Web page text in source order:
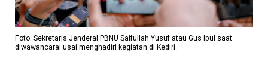
Foto: Sekretaris Jenderal PBNU Saifullah Yusuf atau Gus Ipul saat
diwawancarai usai menghadiri kegiatan di Kediri.